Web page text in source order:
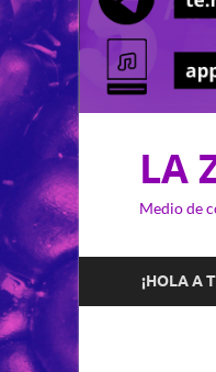
LA
Medio de
¡HOLA A